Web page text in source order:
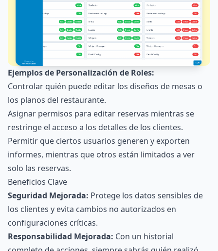
Ejemplos de Personalización de Roles:
Controlar quién puede editar los diseños de mesas o
los planos del restaurante.
Asignar permisos para editar reservas mientras se
restringe el acceso a los detalles de los clientes.
Permitir que ciertos usuarios generen y exporten
informes, mientras que otros están limitados a ver
solo las reservas.
Beneficios Clave
Seguridad Mejorada: Protege los datos sensibles de
los clientes y evita cambios no autorizados en
configuraciones críticas.
Responsabilidad Mejorada: Con un historial